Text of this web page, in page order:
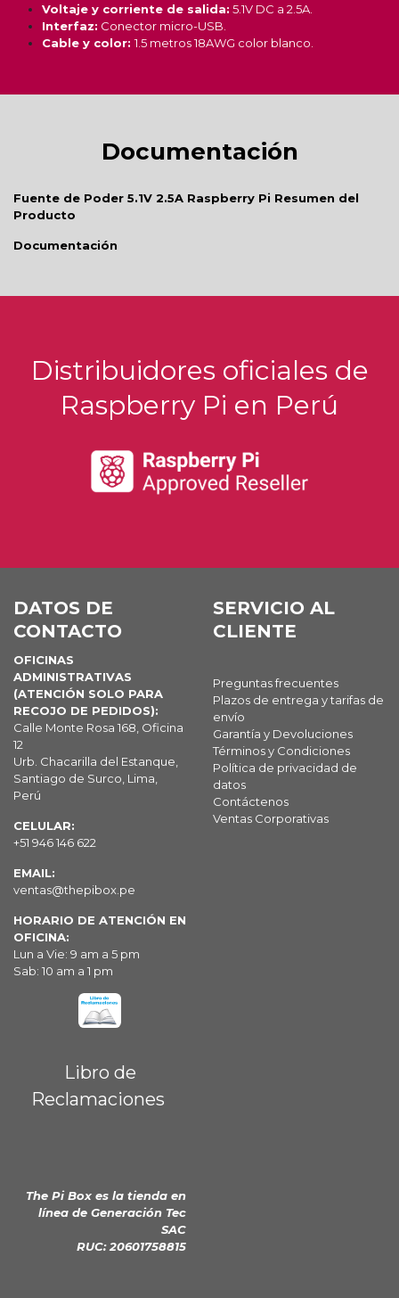
Voltaje y corriente de salida: 5.1V DC a 2.5A.
Interfaz: Conector micro-USB.
Cable y color:1.5 metros 18AWG color blanco.
Documentación
Fuente de Poder 5.1V 2.5A Raspberry Pi Resumen del
Producto
Documentación
Distribuidores oficiales de
Raspberry Pi en Perú
DATOS DE
CONTACTO
OFICINAS
ADMINISTRATIVAS
(ATENCIÓN SOLO PARA
RECOJO DE PEDIDOS):
Calle Monte Rosa 168, Oficina
12
Urb. Chacarilla del Estanque,
Santiago de Surco, Lima,
Perú
CELULAR:
+51 946 146 622
EMAIL:
ventas@thepibox.pe
HORARIO DE ATENCIÓN EN
OFICINA:
Lun a Vie: 9 am a 5 pm
Sab: 10 am a 1 pm
SERVICIO AL
CLIENTE
Preguntas frecuentes
Plazos de entrega y tarifas de
envío
Garantía y Devoluciones
Términos y Condiciones
Política de privacidad de
datos
Contáctenos
Ventas Corporativas
Libro de
Reclamaciones
The Pi Box es la tienda en
línea de Generación Tec
SAC
RUC: 20601758815